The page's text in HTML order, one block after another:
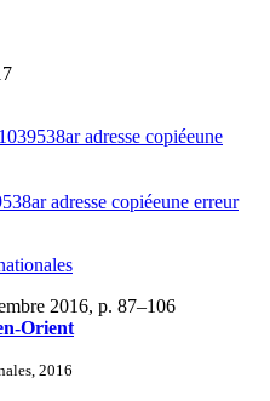
adresse copiéeune
adresse copiéeune erreur
2016, p. 87–106
Orient
2016